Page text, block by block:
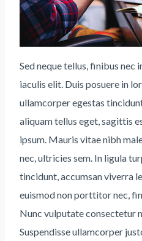
Sed neque tellus, finibus
iaculis elit. Duis posuere in
ullamcorper egestas
aliquam tellus eget, sagittis
ipsum. Mauris vitae nibh
nec, ultricies sem. In ligula
tincidunt, accumsan viverra
euismod non porttitor nec,
Nunc vulputate consectetur
Suspendisse ullamcorper